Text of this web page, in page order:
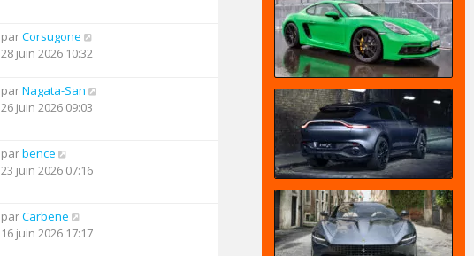
parCorsugone
28 juin 2026 10:32
parNagata-San
26 juin 2026 09:03
parbence
23 juin 2026 07:16
parCarbene
16 juin 2026 17:17